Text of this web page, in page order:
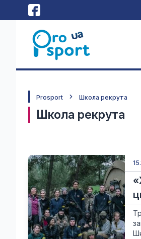
Prosport Школа рекрута
Школа рекрута